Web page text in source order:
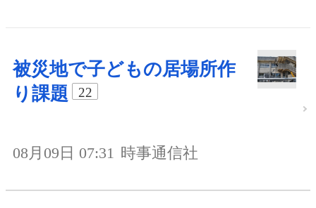
被災地で子どもの居場所作
り課題
22
08月09日 07:31 時事通信社